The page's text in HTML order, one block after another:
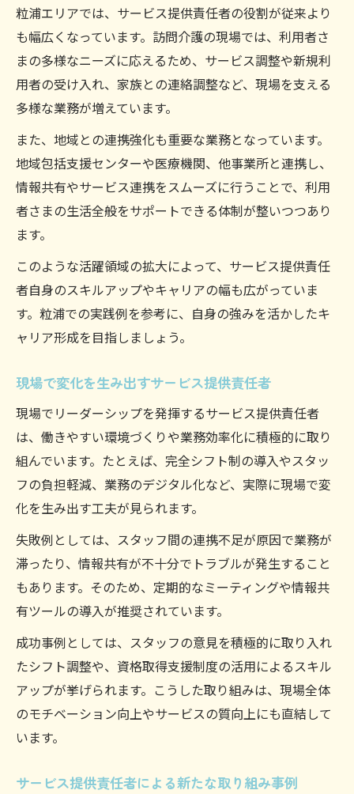
粒浦エリアでは、サービス提供責任者の役割が従来より
も幅広くなっています。訪問介護の現場では、利用者さ
まの多様なニーズに応えるため、サービス調整や新規利
用者の受け入れ、家族との連絡調整など、現場を支える
多様な業務が増えています。
また、地域との連携強化も重要な業務となっています。
地域包括支援センターや医療機関、他事業所と連携し、
情報共有やサービス連携をスムーズに行うことで、利用
者さまの生活全般をサポートできる体制が整いつつあり
ます。
このような活躍領域の拡大によって、サービス提供責任
者自身のスキルアップやキャリアの幅も広がっていま
す。粒浦での実践例を参考に、自身の強みを活かしたキ
ャリア形成を目指しましょう。
現場で変化を生み出すサービス提供責任者
現場でリーダーシップを発揮するサービス提供責任者
は、働きやすい環境づくりや業務効率化に積極的に取り
組んでいます。たとえば、完全シフト制の導入やスタッ
フの負担軽減、業務のデジタル化など、実際に現場で変
化を生み出す工夫が見られます。
失敗例としては、スタッフ間の連携不足が原因で業務が
滞ったり、情報共有が不十分でトラブルが発生すること
もあります。そのため、定期的なミーティングや情報共
有ツールの導入が推奨されています。
成功事例としては、スタッフの意見を積極的に取り入れ
たシフト調整や、資格取得支援制度の活用によるスキル
アップが挙げられます。こうした取り組みは、現場全体
のモチベーション向上やサービスの質向上にも直結して
います。
サービス提供責任者による新たな取り組み事例